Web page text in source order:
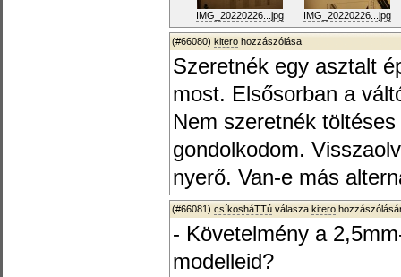
IMG_20220226...jpg IMG_20220226...jpg
(#66080) kitero hozzászólása
Szeretnék egy asztalt
most. Elsősorban a
Nem szeretnék
gondolkodom.
nyerő. Van-e más
(#66081) csíkosháTTú válasza kitero
- Követelmény a
modelleid?